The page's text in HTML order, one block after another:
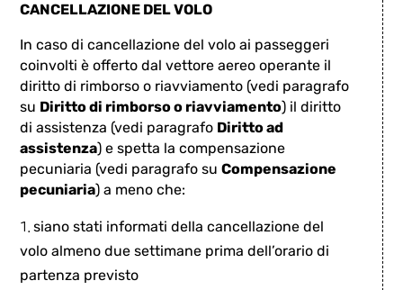
CANCELLAZIONE DEL VOLO
In caso di cancellazione del volo ai passeggeri
coinvolti è offerto dal vettore aereo operante il
diritto di rimborso o riavviamento (vedi paragrafo
su Diritto di rimborso o riavviamento) il diritto
di assistenza (vedi paragrafo Diritto ad
assistenza) e spetta la compensazione
pecuniaria (vedi paragrafo suCompensazione
pecuniaria) a meno che:
siano stati informati della cancellazione del
volo almeno due settimane prima dell’orario di
partenza previsto